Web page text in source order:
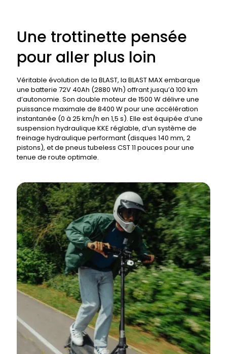
Une trottinette pensée
pour aller plus loin
Véritable évolution de la BLAST, la BLAST MAX embarque
une batterie 72V 40Ah (2880 Wh) offrant jusqu’à 100 km
d’autonomie. Son double moteur de 1500 W délivre une
puissance maximale de 8400 W pour une accélération
instantanée (0 à 25 km/h en 1,5 s). Elle est équipée d’une
suspension hydraulique KKE réglable, d’un système de
freinage hydraulique performant (disques 140 mm, 2
pistons), et de pneus tubeless CST 11 pouces pour une
tenue de route optimale.